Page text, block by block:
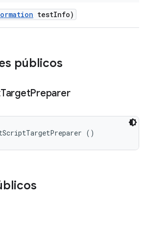
testInfo)
públicos
TargetPreparer
()